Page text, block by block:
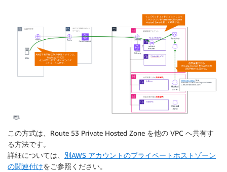
この方式は、Route 53 Private Hosted Zone を他の VPC へ共有す
る方法です。
詳細については、 別AWS アカウントのプライベートホストゾーン
の関連付けをご参照ください。